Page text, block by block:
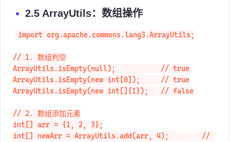
// 1. 数组判空
ArrayUtils.isEmpty(null);           // true
ArrayUtils.isEmpty(new int[0]);     // true
// 2. 数组添加元素
int[] arr = {1, 2, 3};